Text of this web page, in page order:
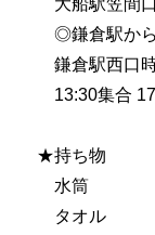
◎鎌倉駅から
鎌倉駅西口
13:30集合
★持ち物
水筒
タオル